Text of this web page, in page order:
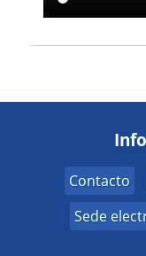
Contacto
Sede